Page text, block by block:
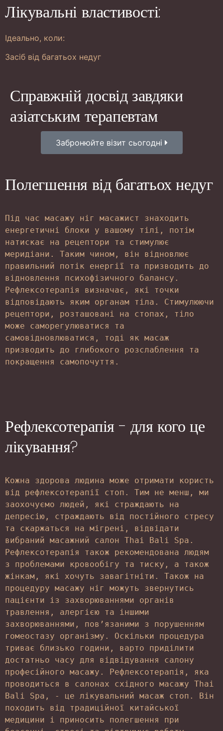
Лікувальні властивості:
Ідеально, коли:
Засіб від багатьох недуг
Справжній досвід завдяки
азіатським терапевтам
Забронюйте візит сьогодні
Полегшення від багатьох недуг
Під час масажу ніг масажист знаходить
енергетичні блоки у вашому тілі, потім
натискає на рецептори та стимулює
меридіани. Таким чином, він відновлює
правильний потік енергії та призводить до
відновлення психофізичного балансу.
Рефлексотерапія визначає, які точки
відповідають яким органам тіла. Стимулюючи
рецептори, розташовані на стопах, тіло
може саморегулюватися та
самовідновлюватися, тоді як масаж
призводить до глибокого розслаблення та
покращення самопочуття.
Рефлексотерапія - для кого це
лікування?
Кожна здорова людина може отримати користь
від рефлексотерапії стоп. Тим не менш, ми
заохочуємо людей, які страждають на
депресію, страждають від постійного стресу
та скаржаться на мігрені, відвідати
вибраний масажний салон Thai Bali Spa.
Рефлексотерапія також рекомендована людям
з проблемами кровообігу та тиску, а також
жінкам, які хочуть завагітніти. Також на
процедуру масажу ніг можуть звернутись
пацієнти із захворюваннями органів
травлення, алергією та іншими
захворюваннями, пов’язаними з порушенням
гомеостазу організму. Оскільки процедура
триває близько години, варто приділити
достатньо часу для відвідування салону
професійного масажу. Рефлексотерапія, яка
проводиться в салонах східного масажу Thai
Bali Spa, - це лікувальний масаж стоп. Він
походить від традиційної китайської
медицини і приносить полегшення при